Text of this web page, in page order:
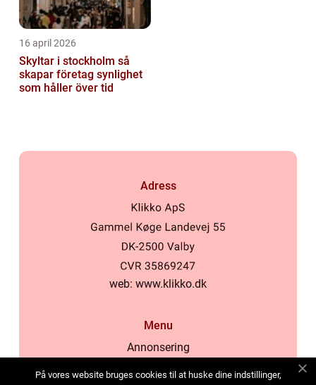
16 april 2026
Skyltar i stockholm så
skapar företag synlighet
som håller över tid
Adress
web: www.klikko.dk
Menu
Annonsering
På vores website bruges cookies til at huske dine indstillinger,